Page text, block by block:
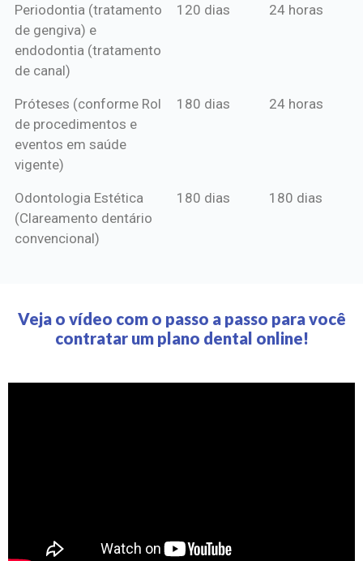
Periodontia (tratamento
de gengiva) e
endodontia (tratamento
de canal)
120 dias 24 horas
Próteses (conforme Rol
de procedimentos e
eventos em saúde
vigente)
180 dias 24 horas
Odontologia Estética
(Clareamento dentário
convencional)
180 dias 180 dias
Veja o vídeo com o passo a passo para você
contratar um plano dental online!